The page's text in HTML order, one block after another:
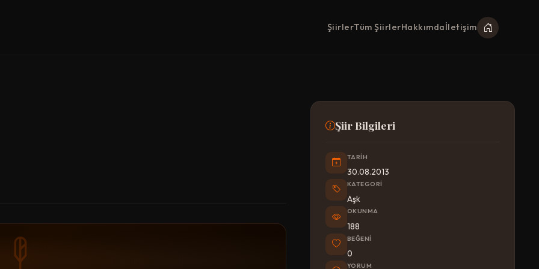
ŞiirlerTüm ŞiirlerHakkımdaİletişim
Şiir Bilgileri
TARIH
30.08.2013
KATEGORI
Aşk
OKUNMA
188
BEĞENI
0
YORUM